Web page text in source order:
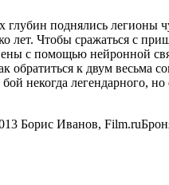
глубин поднялись легионы
лет. Чтобы сражаться с
с помощью нейронной
обратиться к двум
некогда легендарного,
Борис Иванов, Film.ru